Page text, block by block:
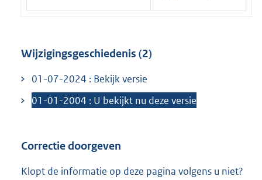
n
:
Wijzigingsgeschiedenis (2)
01-07-2024 : Bekijk versie
01-01-2004 : U bekijkt nu deze versie
Correctie doorgeven
Klopt de informatie op deze pagina volgens u niet?